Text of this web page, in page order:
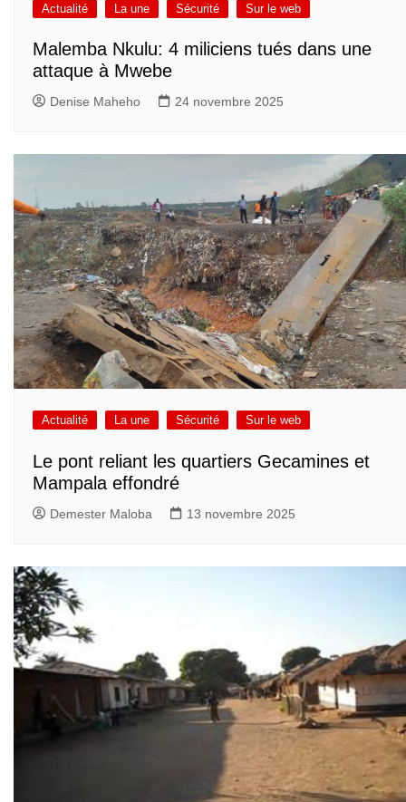
Actualité La une Sécurité Sur le web
Malemba Nkulu: 4 miliciens tués dans une
attaque à Mwebe
Denise Maheho 24 novembre 2025
Actualité La une Sécurité Sur le web
Le pont reliant les quartiers Gecamines et
Mampala effondré
Demester Maloba 13 novembre 2025